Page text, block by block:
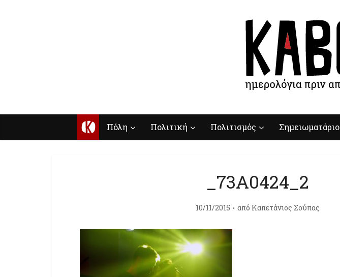
Κ Πόλη Πολιτική Πολιτισμός Σημειωματάριο
_73A0424_2
10/11/2015 από Καπετάνιος Σούπας